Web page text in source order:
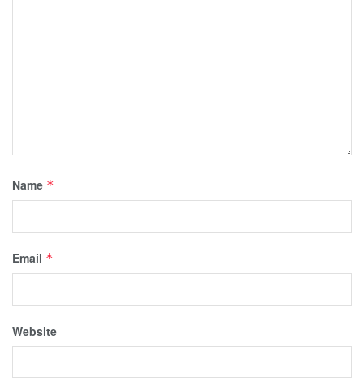
Name *
Email *
Website